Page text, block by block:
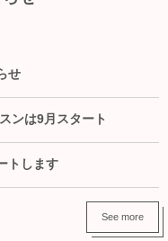
せ
ンは9月スタート
トします
See more